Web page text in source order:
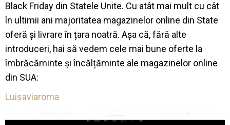
Black Friday din Statele Unite. Cu atât mai mult cu cât
în ultimii ani majoritatea magazinelor online din State
oferă și livrare în țara noatră. Așa că, fără alte
introduceri, hai să vedem cele mai bune oferte la
îmbrăcăminte și încălțăminte ale magazinelor online
din SUA:
Luisaviaroma